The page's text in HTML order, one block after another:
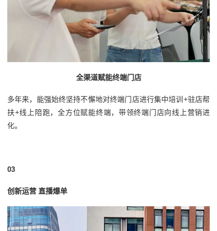
全渠道赋能终端门店
多年来，能强始终坚持不懈地对终端门店进行集中培训+驻店帮
扶+线上陪跑，全方位赋能终端，带领终端门店向线上营销进
化。
03
创新运营 直播爆单